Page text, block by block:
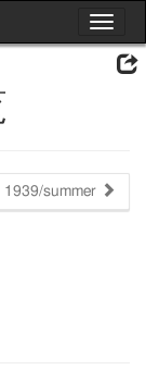
Toggle
1939/summer